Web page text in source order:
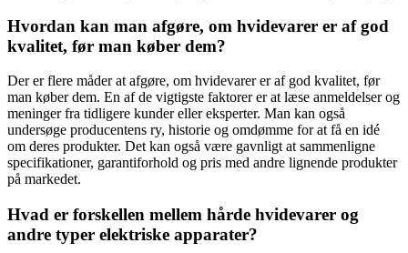
Hvordan kan man afgøre, om hvidevarer er af god
kvalitet, før man køber dem?
Der er flere måder at afgøre, om hvidevarer er af god kvalitet, før
man køber dem. En af de vigtigste faktorer er at læse anmeldelser og
meninger fra tidligere kunder eller eksperter. Man kan også
undersøge producentens ry, historie og omdømme for at få en idé
om deres produkter. Det kan også være gavnligt at sammenligne
specifikationer, garantiforhold og pris med andre lignende produkter
på markedet.
Hvad er forskellen mellem hårde hvidevarer og
andre typer elektriske apparater?